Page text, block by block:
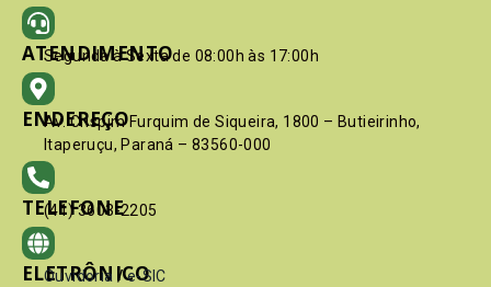
ATENDIMENTO
Segunda à Sexta de 08:00h às 17:00h
ENDEREÇO
Av. Crispim Furquim de Siqueira, 1800 – Butieirinho,
Itaperuçu, Paraná – 83560-000
TELEFONE
(41) 3603-2205
ELETRÔNICO
Ouvidoria / e-SIC